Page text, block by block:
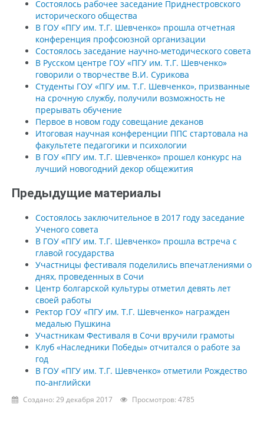
Состоялось рабочее заседание Приднестровского
исторического общества
В ГОУ «ПГУ им. Т.Г. Шевченко» прошла отчетная
конференция профсоюзной организации
Состоялось заседание научно-методического совета
В Русском центре ГОУ «ПГУ им. Т.Г. Шевченко»
говорили о творчестве В.И. Сурикова
Студенты ГОУ «ПГУ им. Т.Г. Шевченко», призванные
на срочную службу, получили возможность не
прерывать обучение
Первое в новом году совещание деканов
Итоговая научная конференции ППС стартовала на
факультете педагогики и психологии
В ГОУ «ПГУ им. Т.Г. Шевченко» прошел конкурс на
лучший новогодний декор общежития
Предыдущие материалы
Состоялось заключительное в 2017 году заседание
Ученого совета
В ГОУ «ПГУ им. Т.Г. Шевченко» прошла встреча с
главой государства
Участницы фестиваля поделились впечатлениями о
днях, проведенных в Сочи
Центр болгарской культуры отметил девять лет
своей работы
Ректор ГОУ «ПГУ им. Т.Г. Шевченко» награжден
медалью Пушкина
Участникам Фестиваля в Сочи вручили грамоты
Клуб «Наследники Победы» отчитался о работе за
год
В ГОУ «ПГУ им. Т.Г. Шевченко» отметили Рождество
по-английски
Создано: 29 декабря 2017 Просмотров: 4785